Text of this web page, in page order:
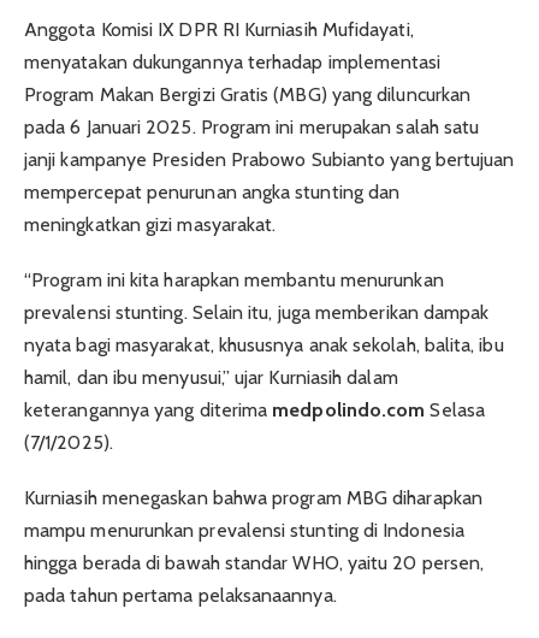
Anggota Komisi IX DPR RI Kurniasih Mufidayati,
menyatakan dukungannya terhadap implementasi
Program Makan Bergizi Gratis (MBG) yang diluncurkan
pada 6 Januari 2025. Program ini merupakan salah satu
janji kampanye Presiden Prabowo Subianto yang bertujuan
mempercepat penurunan angka stunting dan
meningkatkan gizi masyarakat.
“Program ini kita harapkan membantu menurunkan
prevalensi stunting. Selain itu, juga memberikan dampak
nyata bagi masyarakat, khususnya anak sekolah, balita, ibu
hamil, dan ibu menyusui,” ujar Kurniasih dalam
keterangannya yang diterima medpolindo.com Selasa
(7/1/2025).
Kurniasih menegaskan bahwa program MBG diharapkan
mampu menurunkan prevalensi stunting di Indonesia
hingga berada di bawah standar WHO, yaitu 20 persen,
pada tahun pertama pelaksanaannya.